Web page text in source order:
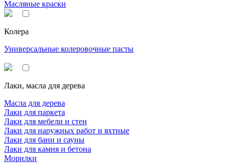
Масляные краски
Колера
Универсальные колеровочные пасты
Лаки, масла для дерева
Масла для дерева
Лаки для паркета
Лаки для мебели и стен
Лаки для наружных работ и яхтные
Лаки для бани и сауны
Лаки для камня и бетона
Морилки